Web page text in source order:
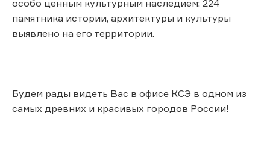
особо ценным культурным наследием: 224
памятника истории, архитектуры и культуры
выявлено на его территории.
Будем рады видеть Вас в офисе КСЭ в одном из
самых древних и красивых городов России!